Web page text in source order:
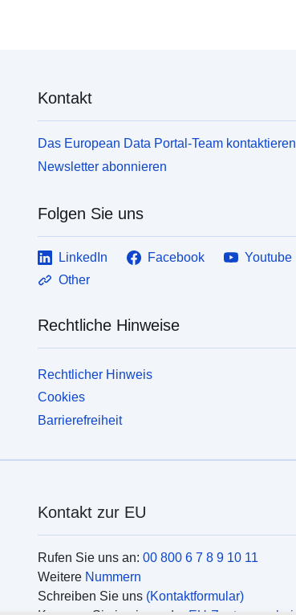
Kontakt
Das European Data Portal-Team kontaktieren
Newsletter abonnieren
Folgen Sie uns
LinkedIn Facebook
Youtube
Other
Rechtliche Hinweise
Rechtlicher Hinweis
Cookies
Barrierefreiheit
Kontakt zur EU
Rufen Sie uns an: 00 800 6 7 8 9 10 11
Weitere Nummern
Schreiben Sie uns (Kontaktformular)